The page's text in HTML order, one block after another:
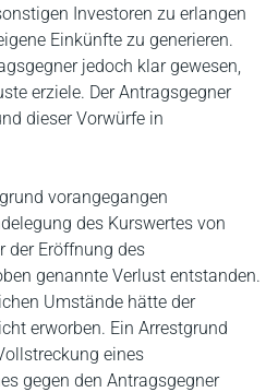
Investoren zu erlangen
Einkünfte zu generieren.
jedoch klar gewesen,
erziele. Der Antragsgegner
dieser Vorwürfe in
vorangegangen
des Kurswertes von
der Eröffnung des
genannte Verlust entstanden.
Umstände hätte der
erworben. Ein Arrestgrund
eines
gegen den Antragsgegner